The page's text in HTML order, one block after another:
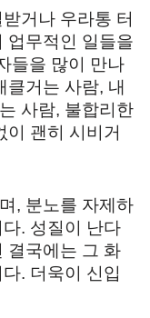
거나 우라통 터
업무적인 일들을
들을 많이 만나
클거는 사람, 내
사람, 불합리한
이 괜히 시비거
, 분노를 자제하
. 성질이 난다
결국에는 그 화
. 더욱이 신입